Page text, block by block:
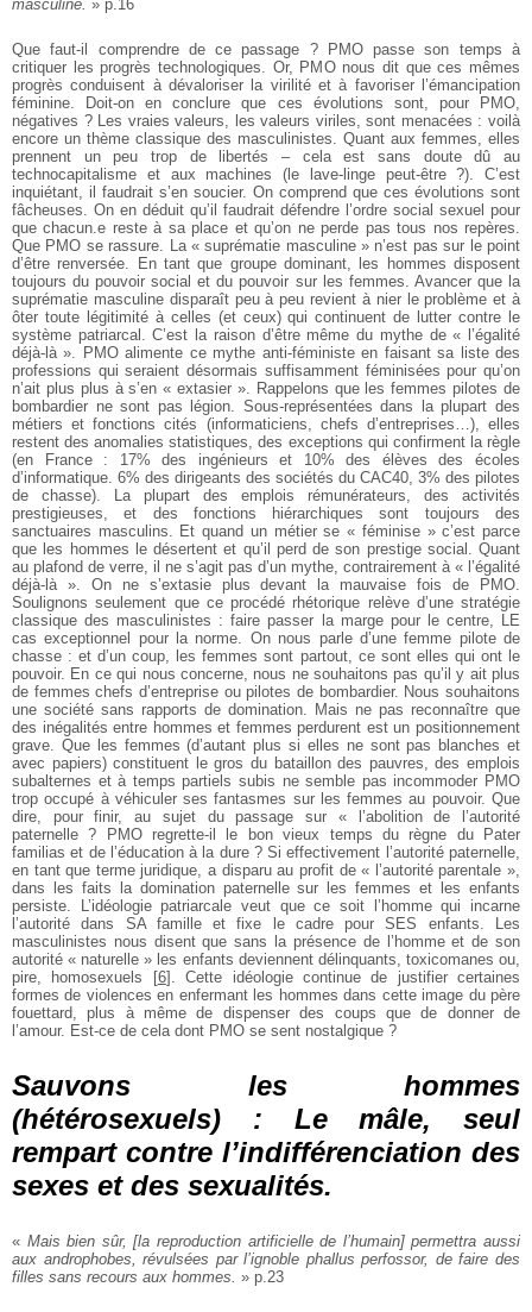
masculine. » p.16
Que faut-il comprendre de ce passage ? PMO passe son temps à
critiquer les progrès technologiques. Or, PMO nous dit que ces mêmes
progrès conduisent à dévaloriser la virilité et à favoriser l’émancipation
féminine. Doit-on en conclure que ces évolutions sont, pour PMO,
négatives ? Les vraies valeurs, les valeurs viriles, sont menacées : voilà
encore un thème classique des masculinistes. Quant aux femmes, elles
prennent un peu trop de libertés – cela est sans doute dû au
technocapitalisme et aux machines (le lave-linge peut-être ?). C’est
inquiétant, il faudrait s’en soucier. On comprend que ces évolutions sont
fâcheuses. On en déduit qu’il faudrait défendre l’ordre social sexuel pour
que chacun.e reste à sa place et qu’on ne perde pas tous nos repères.
Que PMO se rassure. La « suprématie masculine » n’est pas sur le point
d’être renversée. En tant que groupe dominant, les hommes disposent
toujours du pouvoir social et du pouvoir sur les femmes. Avancer que la
suprématie masculine disparaît peu à peu revient à nier le problème et à
ôter toute légitimité à celles (et ceux) qui continuent de lutter contre le
système patriarcal. C’est la raison d’être même du mythe de « l’égalité
déjà-là ». PMO alimente ce mythe anti-féministe en faisant sa liste des
professions qui seraient désormais suffisamment féminisées pour qu’on
n’ait plus plus à s’en « extasier ». Rappelons que les femmes pilotes de
bombardier ne sont pas légion. Sous-représentées dans la plupart des
métiers et fonctions cités (informaticiens, chefs d’entreprises…), elles
restent des anomalies statistiques, des exceptions qui confirment la règle
(en France : 17% des ingénieurs et 10% des élèves des écoles
d’informatique. 6% des dirigeants des sociétés du CAC40, 3% des pilotes
de chasse). La plupart des emplois rémunérateurs, des activités
prestigieuses, et des fonctions hiérarchiques sont toujours des
sanctuaires masculins. Et quand un métier se « féminise » c’est parce
que les hommes le désertent et qu’il perd de son prestige social. Quant
au plafond de verre, il ne s’agit pas d’un mythe, contrairement à « l’égalité
déjà-là ». On ne s’extasie plus devant la mauvaise fois de PMO.
Soulignons seulement que ce procédé rhétorique relève d’une stratégie
classique des masculinistes : faire passer la marge pour le centre, LE
cas exceptionnel pour la norme. On nous parle d’une femme pilote de
chasse : et d’un coup, les femmes sont partout, ce sont elles qui ont le
pouvoir. En ce qui nous concerne, nous ne souhaitons pas qu’il y ait plus
de femmes chefs d’entreprise ou pilotes de bombardier. Nous souhaitons
une société sans rapports de domination. Mais ne pas reconnaître que
des inégalités entre hommes et femmes perdurent est un positionnement
grave. Que les femmes (d’autant plus si elles ne sont pas blanches et
avec papiers) constituent le gros du bataillon des pauvres, des emplois
subalternes et à temps partiels subis ne semble pas incommoder PMO
trop occupé à véhiculer ses fantasmes sur les femmes au pouvoir. Que
dire, pour finir, au sujet du passage sur « l’abolition de l’autorité
paternelle ? PMO regrette-il le bon vieux temps du règne du Pater
familias et de l’éducation à la dure ? Si effectivement l’autorité paternelle,
en tant que terme juridique, a disparu au profit de « l’autorité parentale »,
dans les faits la domination paternelle sur les femmes et les enfants
persiste. L’idéologie patriarcale veut que ce soit l’homme qui incarne
l’autorité dans SA famille et fixe le cadre pour SES enfants. Les
masculinistes nous disent que sans la présence de l’homme et de son
autorité « naturelle » les enfants deviennent délinquants, toxicomanes ou,
pire, homosexuels [6] . Cette idéologie continue de justifier certaines
formes de violences en enfermant les hommes dans cette image du père
fouettard, plus à même de dispenser des coups que de donner de
l’amour. Est-ce de cela dont PMO se sent nostalgique ?
Sauvons les hommes
(hétérosexuels) : Le mâle, seul
rempart contre l’indifférenciation des
sexes et des sexualités.
« Mais bien sûr, [la reproduction artificielle de l’humain] permettra aussi
aux androphobes, révulsées par l’ignoble phallus perfossor, de faire des
filles sans recours aux hommes. » p.23